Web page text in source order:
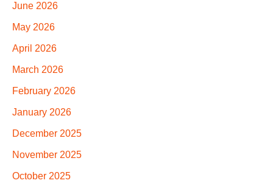
June 2026
May 2026
April 2026
March 2026
February 2026
January 2026
December 2025
November 2025
October 2025